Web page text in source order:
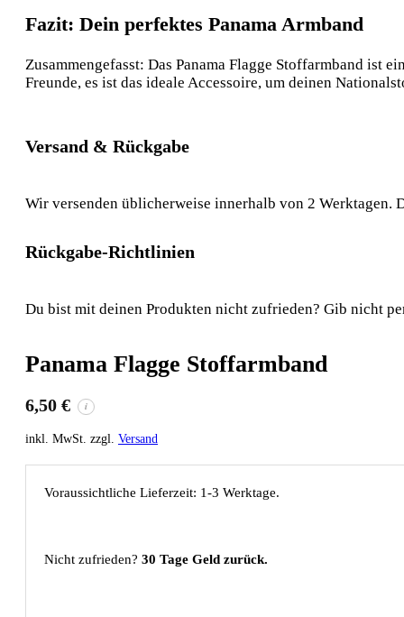
Fazit: Dein perfektes Panama Armband
Zusammengefasst: Das Panama Flagge Stoffarmband ist
Freunde, es ist das ideale Accessoire, um deinen
Versand & Rückgabe
Wir versenden üblicherweise innerhalb von 2 Werktagen.
Rückgabe-Richtlinien
Du bist mit deinen Produkten nicht zufrieden? Gib nicht
Panama Flagge Stoffarmband
6,50 € i
inkl. MwSt. zzgl. Versand
Voraussichtliche Lieferzeit: 1-3 Werktage.
Nicht zufrieden? 30 Tage Geld zurück.